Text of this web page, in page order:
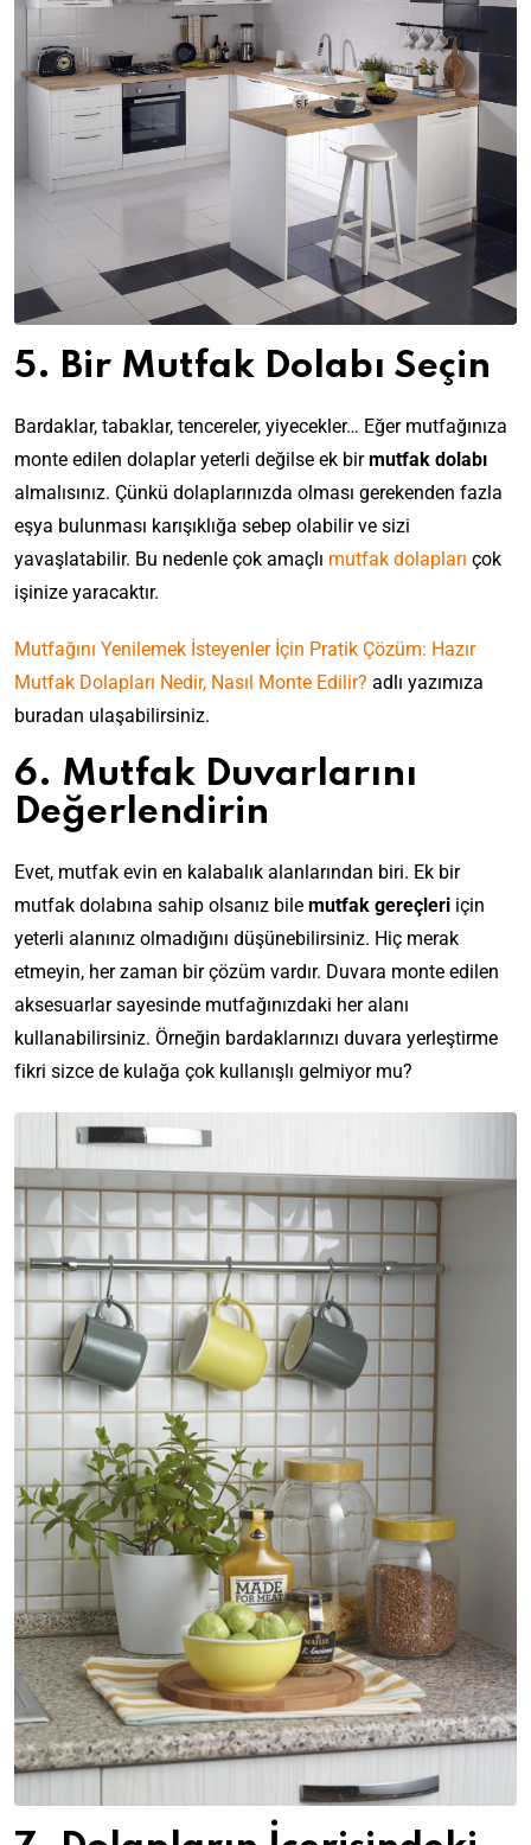
5. Bir Mutfak Dolabı Seçin
Bardaklar, tabaklar, tencereler, yiyecekler… Eğer mutfağınıza
monte edilen dolaplar yeterli değilse ek birmutfak dolabı
almalısınız. Çünkü dolaplarınızda olması gerekenden fazla
eşya bulunması karışıklığa sebep olabilir ve sizi
yavaşlatabilir. Bu nedenle çok amaçlı mutfak dolapları çok
işinize yaracaktır.
Mutfağını Yenilemek İsteyenler İçin Pratik Çözüm: Hazır
Mutfak Dolapları Nedir, Nasıl Monte Edilir? adlı yazımıza
buradan ulaşabilirsiniz.
6. Mutfak Duvarlarını
Değerlendirin
Evet, mutfak evin en kalabalık alanlarından biri. Ek bir
mutfak dolabına sahip olsanız bile mutfak gereçleri için
yeterli alanınız olmadığını düşünebilirsiniz. Hiç merak
etmeyin, her zaman bir çözüm vardır. Duvara monte edilen
aksesuarlar sayesinde mutfağınızdaki her alanı
kullanabilirsiniz. Örneğin bardaklarınızı duvara yerleştirme
fikri sizce de kulağa çok kullanışlı gelmiyor mu?